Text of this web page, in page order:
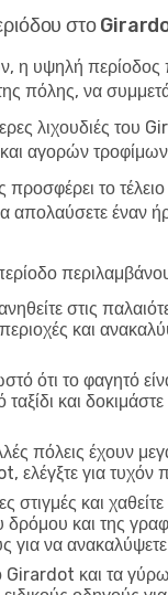
στο
η υψηλή περίοδος
πόλης, να
λιχουδιές
αγορών τροφίμων
το
έναν
στις
και
ότι το φαγητό
και
πόλεις έχουν
ελέγξτε για
στιγμές και
δρόμου και της
για να
Girardot και τα